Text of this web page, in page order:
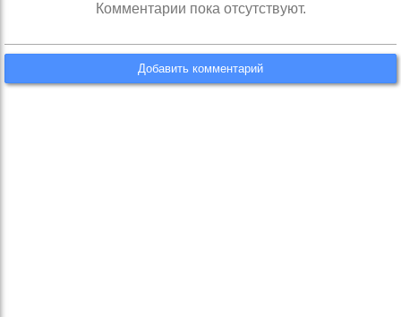
Комментарии пока отсутствуют.
Добавить комментарий